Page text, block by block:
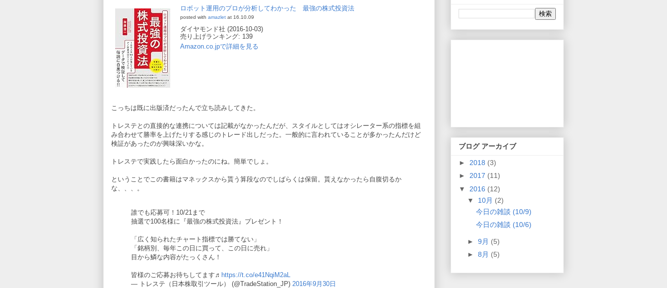
ロボット運用のプロが分析してわかった 最強の株式投資法
posted with amazlet at 16.10.09
ダイヤモンド社 (2016-10-03)
売り上げランキング: 139
Amazon.co.jpで詳細を見る
こっちは既に出版済だったんで立ち読みしてきた。
トレステとの直接的な連携については記載がなかったんだが、スタイルとしてはオシレーター系の指標を組
み合わせて勝率を上げたりする感じのトレード出しだった。一般的に言われていることが多かったんだけど
検証があったのが興味深いかな。
トレステで実践したら面白かったのにね。簡単でしょ。
ということでこの書籍はマネックスから貰う算段なのでしばらくは保留。貰えなかったら自腹切るか
な、、、。
誰でも応募可！10/21まで
抽選で100名様に『最強の株式投資法』プレゼント！
「広く知られたチャート指標では勝てない」
「銘柄別、毎年この日に買って、この日に売れ」
目から鱗な内容がたっくさん！
皆様のご応募お待ちしてます♬ https://t.co/e41NqiM2aL
— トレステ（日本株取引ツール） (@TradeStation_JP) 2016年9月30日
ブログ アーカイブ
► 2018 (3)
► 2017 (11)
▼ 2016 (12)
▼ 10月 (2)
今日の雑談 (10/9)
今日の雑談 (10/6)
► 9月 (5)
► 8月 (5)